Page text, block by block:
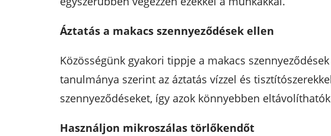
Áztatás a makacs szennyeződések ellen
Közösségünk gyakori tippje a makacs
tanulmánya szerint az áztatás vízzel és
szennyeződéseket, így azok könnyebben
Használjon mikroszálas törlőkendőt